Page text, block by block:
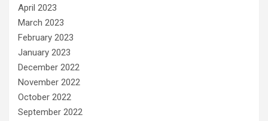
April 2023
March 2023
February 2023
January 2023
December 2022
November 2022
October 2022
September 2022